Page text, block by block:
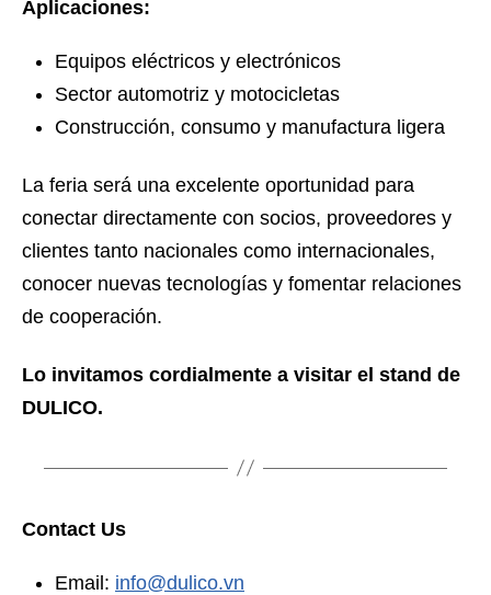
Aplicaciones:
Equipos eléctricos y electrónicos
Sector automotriz y motocicletas
Construcción, consumo y manufactura ligera
La feria será una excelente oportunidad para
conectar directamente con socios, proveedores y
clientes tanto nacionales como internacionales,
conocer nuevas tecnologías y fomentar relaciones
de cooperación.
Lo invitamos cordialmente a visitar el stand de
DULICO.
Contact Us
Email: info@dulico.vn